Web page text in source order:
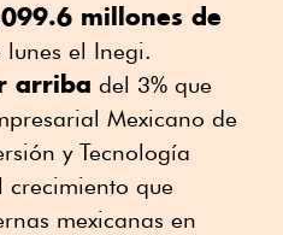
millones de
el Inegi.
arriba del 3% que
Mexicano de
y Tecnología
crecimiento que
mexicanas en